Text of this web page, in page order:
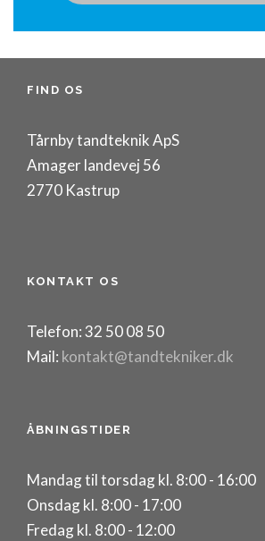
FIND OS
Tårnby tandteknik ApS
Amager landevej 56
2770 Kastrup
KONTAKT OS
Telefon: 32 50 08 50
Mail: kontakt@tandtekniker.dk
ÅBNINGSTIDER
Mandag til torsdag kl. 8:00 - 16:00
Onsdag kl. 8:00 - 17:00
Fredag kl. 8:00 - 12:00